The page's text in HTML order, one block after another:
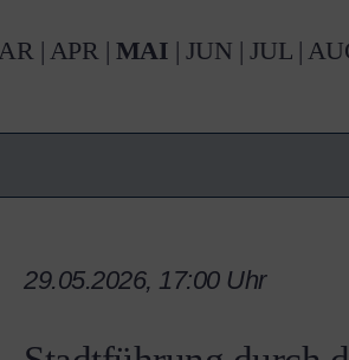
| APR| MAI | JUN | JUL|
29.05.2026, 17:00 Uhr